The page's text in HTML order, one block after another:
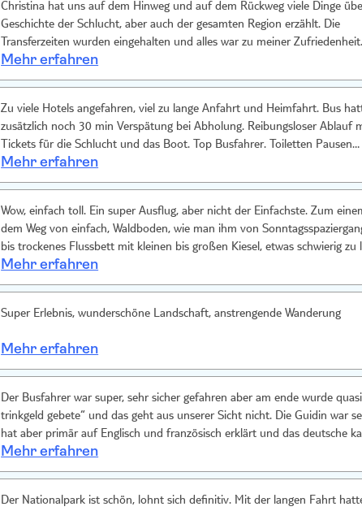
Christina hat uns auf dem Hinweg und auf dem Rückweg viele Dinge
Geschichte der Schlucht, aber auch der gesamten Region erzählt. Die
Transferzeiten wurden eingehalten und alles war zu meiner Zufriedenheit. Ich
muss allerdings sagen, dass man hier keinen Tour mit Guide im
erwarten sollte. Jeder läuft sein eigenes Tempo und für sich, genau so
hier absolut fehl am Platz.
Mehr erfahren
Zu viele Hotels angefahren, viel zu lange Anfahrt und Heimfahrt. Bus
zusätzlich noch 30 min Verspätung bei Abholung. Reibungsloser Ablauf mit
Tickets für die Schlucht und das Boot. Top Busfahrer. Toiletten Pausen
eingeplant, das war super.
Mehr erfahren
Wow, einfach toll. Ein super Ausflug, aber nicht der Einfachste. Zum
dem Weg von einfach, Waldboden, wie man ihm von Sonntagsspaziergang kennt,
bis trockenes Flussbett mit kleinen bis großen Kiesel, etwas schwierig zu
alls drin. Zum Anderen das Gefälle und die im Juli recht angenehm hohen
Temperaturen. Aber es lohnt sich wirklich, die Natur rundrum ist
Mehr erfahren
Super Erlebnis, wunderschöne Landschaft, anstrengende Wanderung
Mehr erfahren
Der Busfahrer war super, sehr sicher gefahren aber am ende wurde
trinkgeld gebete“ und das geht aus unserer Sicht nicht. Die Guidin war
hat aber primär auf Englisch und französisch erklärt und das deutsche
zu kurz, zum glück konnten wir englisch aber es fehlten häufig
in den anderen Sprachen erzählt wurden. Zeitmanagement und Zeitplan
Mehr erfahren
Der Nationalpark ist schön, lohnt sich definitiv. Mit der langen Fahrt hatten wir